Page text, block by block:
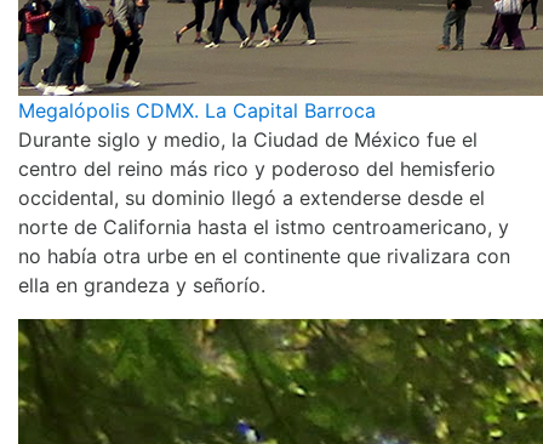
Megalópolis CDMX. La Capital Barroca
Durante siglo y medio, la Ciudad de México fue el
centro del reino más rico y poderoso del hemisferio
occidental, su dominio llegó a extenderse desde el
norte de California hasta el istmo centroamericano, y
no había otra urbe en el continente que rivalizara con
ella en grandeza y señorío.